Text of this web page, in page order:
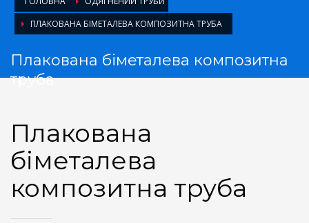
ПЛАКОВАНА БІМЕТАЛЕВА КОМПОЗИТНА ТРУБА
Плакована біметалева композитна
труба
Плакована
біметалева
композитна труба